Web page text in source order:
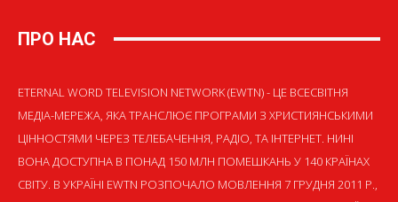
ПРО НАС
ETERNAL WORD TELEVISION NETWORK (EWTN) - ЦЕ ВСЕСВІТНЯ
МЕДІА-МЕРЕЖА, ЯКА ТРАНСЛЮЄ ПРОГРАМИ З ХРИСТИЯНСЬКИМИ
ЦІННОСТЯМИ ЧЕРЕЗ ТЕЛЕБАЧЕННЯ, РАДІО, ТА ІНТЕРНЕТ. НИНІ
ВОНА ДОСТУПНА В ПОНАД 150 МЛН ПОМЕШКАНЬ У 140 КРАЇНАХ
СВІТУ. В УКРАЇНІ EWTN РОЗПОЧАЛО МОВЛЕННЯ 7 ГРУДНЯ 2011 Р.,